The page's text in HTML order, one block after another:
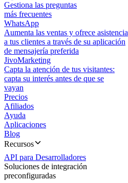
Gestiona las preguntas
más frecuentes
WhatsApp
Aumenta las ventas y ofrece asistencia
a tus clientes a través de su aplicación
de mensajería preferida
JivoMarketing
Capta la atención de tus visitantes:
capta su interés antes de que se
vayan
Precios
Afiliados
Ayuda
Aplicaciones
Blog
Recursos
API para Desarrolladores
Soluciones de integración
preconfiguradas